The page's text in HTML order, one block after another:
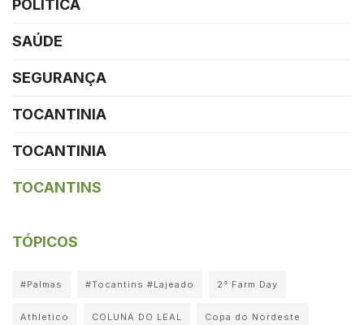
POLÍTICA
SAÚDE
SEGURANÇA
TOCANTINIA
TOCANTINIA
TOCANTINS
TÓPICOS
#Palmas #Tocantins #Lajeado 2° Farm Day
Athletico COLUNA DO LEAL Copa do Nordeste